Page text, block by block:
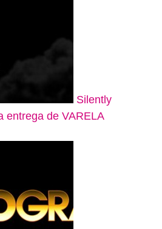
Silently
entrega de VARELA